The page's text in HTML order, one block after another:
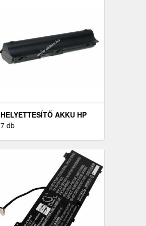
HELYETTESÍTŐ AKKU HP
TÍPUS 593554-001
7 db